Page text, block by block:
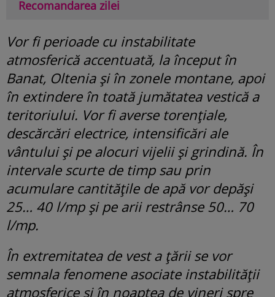
Recomandarea zilei
Vor fi perioade cu instabilitate
atmosferică accentuată, la început în
Banat, Oltenia și în zonele montane, apoi
în extindere în toată jumătatea vestică a
teritoriului. Vor fi averse torențiale,
descărcări electrice, intensificări ale
vântului și pe alocuri vijelii și grindină. În
intervale scurte de timp sau prin
acumulare cantitățile de apă vor depăși
25… 40 l/mp și pe arii restrânse 50… 70
l/mp.
În extremitatea de vest a țării se vor
semnala fenomene asociate instabilității
atmosferice și în noaptea de vineri spre